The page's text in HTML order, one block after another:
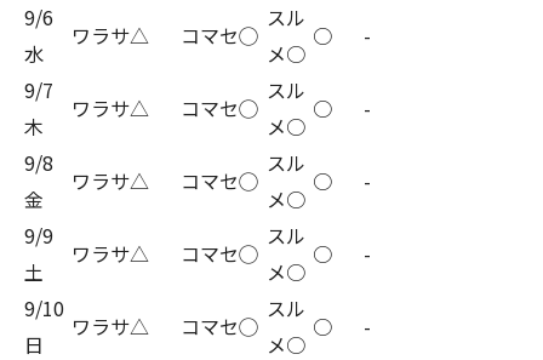
9/6
水
ワラサ△ コマセ◯
スル
メ○
○
-
9/7
木
ワラサ△ コマセ◯
スル
メ○
○
-
9/8
金
ワラサ△ コマセ◯
スル
メ○
○
-
9/9
土
ワラサ△ コマセ◯
スル
メ○
○
-
9/10
日
ワラサ△ コマセ◯
スル
メ○
○
-